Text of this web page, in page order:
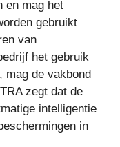
en mag het
gebruikt
van
het gebruik
mag de vakbond
zegt dat de
intelligentie
in